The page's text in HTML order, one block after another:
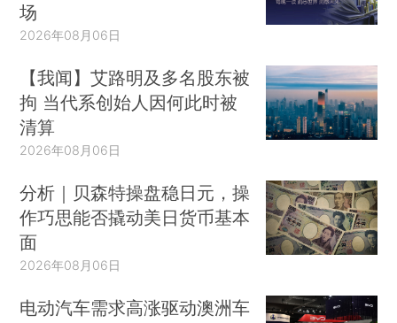
根据联合国2030年可持续发展议程中提出的可持续发展目标和具
的生活，促进他们的安康”。可见医疗卫生行业自身具有一定的社
会效益，并与可持续发展理念相契合。
在国际上，对企业社会责任最为通行的认知是企业应对所有“利益
相关者”负责，从雇员、债权人与消费者，到社区、环境与社会，
但凡有利益关系都应被囊括其中，单独割裂出任何一部分都不利
于社会的良性发展。对于医疗卫生企业所产生的社会效益而言，
可以将其业务涉及到的利益相关者按职能与职责划分为医疗卫生
构、文化、教育和体育机构、民政和慈善组织、社区组织、以及
场
2026年08月06日
【我闻】艾路明及多名股东被
拘 当代系创始人因何此时被
清算
2026年08月06日
分析｜贝森特操盘稳日元，操
作巧思能否撬动美日货币基本
面
2026年08月06日
电动汽车需求高涨驱动澳洲车